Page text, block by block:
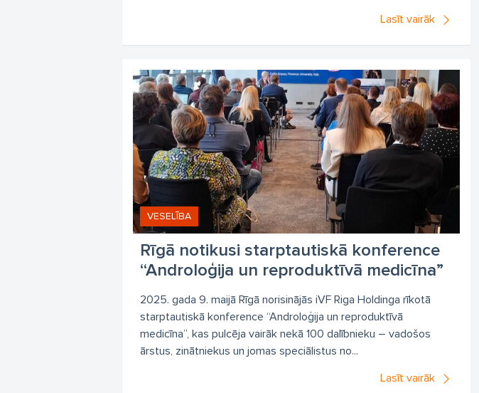
Lasīt vairāk
Rīgā notikusi starptautiskā konference
“Androloģija un reproduktīvā medicīna”
VESELĪBA
2025. gada 9. maijā Rīgā norisinājās iVF Riga Holdinga rīkotā
starptautiskā konference “Androloģija un reproduktīvā
medicīna”, kas pulcēja vairāk nekā 100 dalībnieku – vadošos
ārstus, zinātniekus un jomas speciālistus no...
Lasīt vairāk